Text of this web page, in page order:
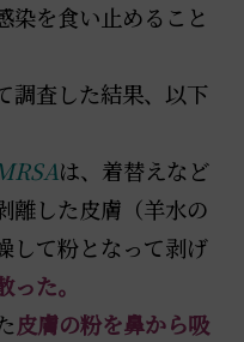
染を食い止めること
調査した結果、以下
は、着替えなど
離した皮膚（羊水の
して粉となって剥げ
た。
皮膚の粉を鼻から吸